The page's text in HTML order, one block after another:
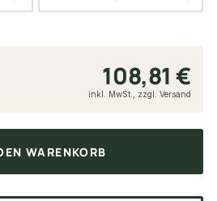
108,81 €
inkl. MwSt., zzgl. Versand
WARENKORB